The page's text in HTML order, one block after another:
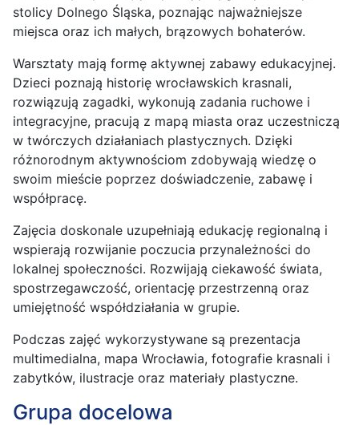
stolicy Dolnego Śląska, poznając najważniejsze
miejsca oraz ich małych, brązowych bohaterów.
Warsztaty mają formę aktywnej zabawy edukacyjnej.
Dzieci poznają historię wrocławskich krasnali,
rozwiązują zagadki, wykonują zadania ruchowe i
integracyjne, pracują z mapą miasta oraz uczestniczą
w twórczych działaniach plastycznych. Dzięki
różnorodnym aktywnościom zdobywają wiedzę o
swoim mieście poprzez doświadczenie, zabawę i
współpracę.
Zajęcia doskonale uzupełniają edukację regionalną i
wspierają rozwijanie poczucia przynależności do
lokalnej społeczności. Rozwijają ciekawość świata,
spostrzegawczość, orientację przestrzenną oraz
umiejętność współdziałania w grupie.
Podczas zajęć wykorzystywane są prezentacja
multimedialna, mapa Wrocławia, fotografie krasnali i
zabytków, ilustracje oraz materiały plastyczne.
Grupa docelowa